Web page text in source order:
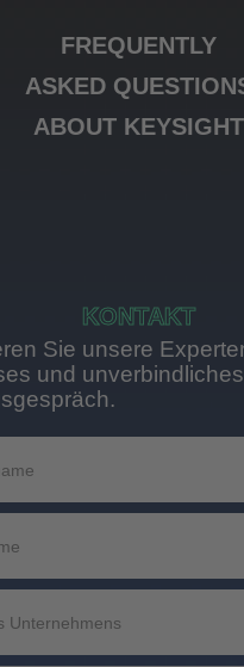
FREQUENTLY
ASKED
ABOUT KEYSIGHT
KONTAKT
Sie unsere
und unverbindliches